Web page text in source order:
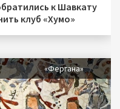
к Шавкату
клуб «Хумо»
«Фергана»